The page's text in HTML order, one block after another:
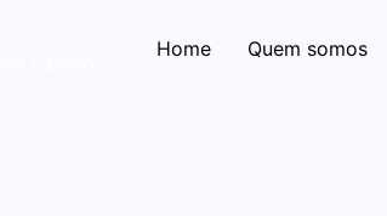
Home Quem somos